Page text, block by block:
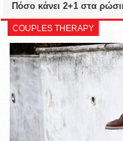
Πόσο κάνει 2+1 στα
COUPLES THERAPY